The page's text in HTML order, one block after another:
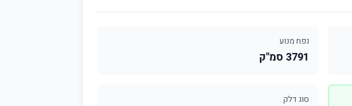
נפח מנוע
3791 סמ"ק
סוג דלק